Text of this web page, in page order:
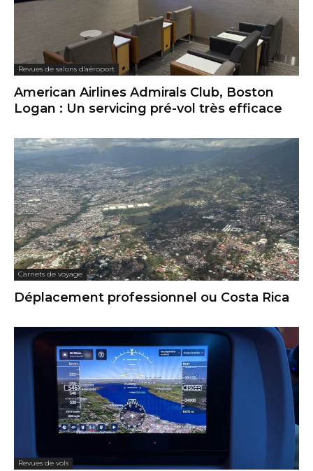
Revues de salons d'aéroport
American Airlines Admirals Club, Boston
Logan : Un servicing pré-vol très efficace
Carnets de voyage
Déplacement professionnel ou Costa Rica
Revues de vols